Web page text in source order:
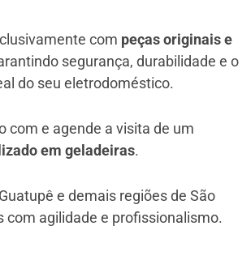
com peças originais e
segurança, durabilidade e o
do seu eletrodoméstico.
com e agende a visita de um
em geladeiras.
e demais regiões de São
com agilidade e profissionalismo.